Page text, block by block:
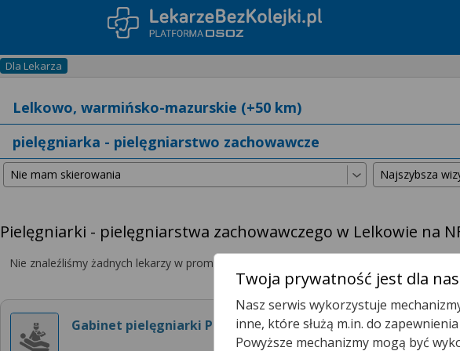
Dla Lekarza
Pielęgniarki - pielęgniarstwa zachowawczego w Lelkowie na
Nie znaleźliśmy żadnych lekarzy w promieniu
Gabinet pielęgniarki POZ
Twoja prywatność jest dla
Nasz serwis wykorzystuje
inne, które służą m.in. do
Powyższe mechanizmy mogą być